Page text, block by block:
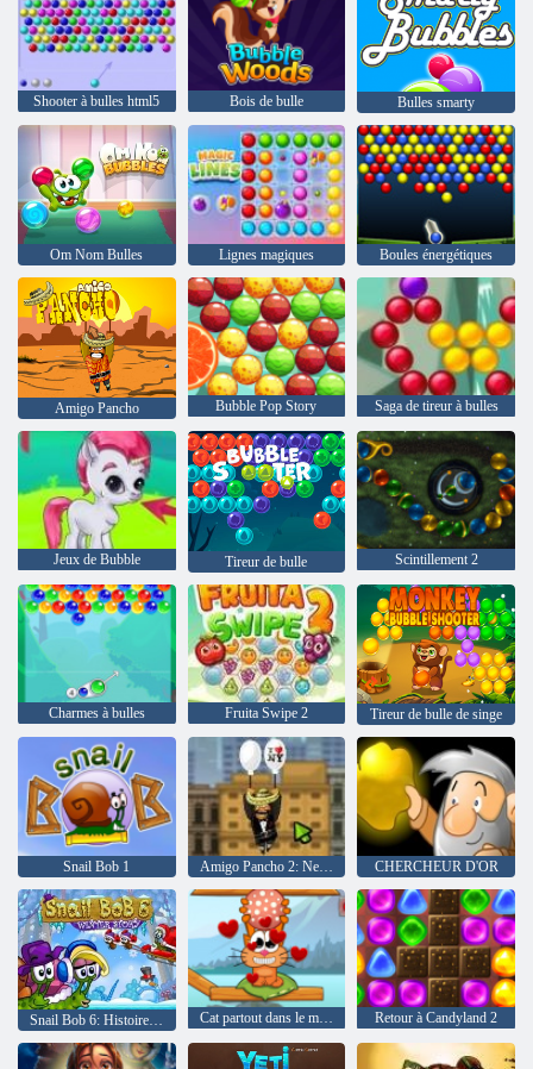
Shooter à bulles html5 Bois de bulle Bulles smarty
Om Nom Bulles Lignes magiques Boules énergétiques
Amigo Pancho Bubble Pop Story Saga de tireur à bulles
Jeux de Bubble Tireur de bulle Scintillement 2
Charmes à bulles Fruita Swipe 2 Tireur de bulle de singe
Snail Bob 1 Amigo Pancho 2: New York Party CHERCHEUR D'OR
Cat partout dans le monde - Alpine Lakes Retour à Candyland 2